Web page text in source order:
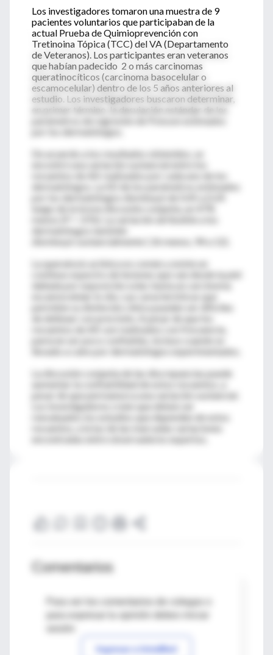
Los investigadores tomaron una muestra de 9
pacientes voluntarios que participaban de la
actual Prueba de Quimioprevención con
Tretinoina Tópica (TCC) del VA (Departamento
de Veteranos). Los participantes eran veteranos
que habían padecido 2 o más carcinomas
queratinocíticos (carcinoma basocelular o
escamocelular) dentro de los 5 años anteriores al
estudio. Los investigadores buscaron determinar,
en primer término, la desviación estándar de los
parámetros de regresión de Poisson estimados
De acuerdo a los resultados obtenidos, se
recuentos de AK realizados por cada uno de los
dermatólogos. La SD de los parámetros estimados
por los dermatólogos disminuyó de 0.45 a 0.24
luego de la breve discusión conjunta, un 47%
dermatólogos también
disminuyó sustancialmente ( 26 menos, 94 a 12).
La queratosis actínica es común y existe un
continuo espectro de lesiones que van desde la piel
permiten su distinción clínica pueden ser difíciles
recuentos de AK son realizados con frecuencia,
llevado a cabo por dermatólogos experimentados.
La discusión conjunta de las discrepancias puede
pesar de que permanezca una variación sustancial.
reevaluados los estudios que dependen de estos
Comentarios
Para ver los comentarios de colegas o
Ingresar a IntraMed